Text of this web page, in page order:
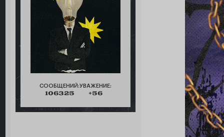
СООБЩЕНИЙ:
106325
УВАЖЕНИЕ:
+56